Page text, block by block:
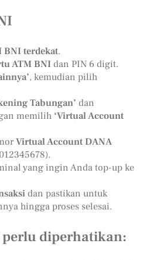
BNI terdekat.
ATM BNIdan PIN 6 digit.
, kemudian pilih
Tabungan’ dan
memilih ‘Virtual Account
Virtual Account DANA
yang ingin Anda top-up ke
dan pastikan untuk
hingga proses selesai.
diperhatikan: